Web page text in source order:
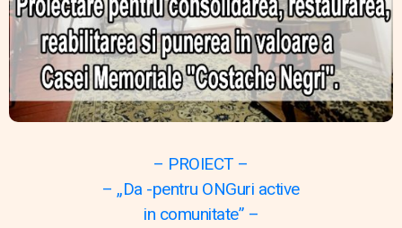
– PROIECT –
– „Da -pentru ONGuri active
in comunitate” –